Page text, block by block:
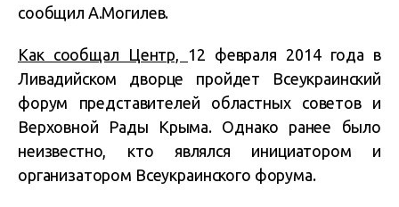
сообщил А.Могилев.
Как сообщал Центр, 12 февраля 2014 года в
Ливадийском дворце пройдет Всеукраинский
форум представителей областных советов и
Верховной Рады Крыма. Однако ранее было
неизвестно, кто являлся инициатором и
организатором Всеукраинского форума.